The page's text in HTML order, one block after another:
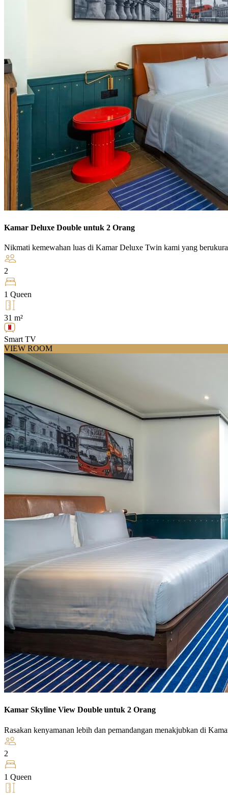
Kamar Deluxe Double untuk 2 Orang
Nikmati kemewahan luas di Kamar Deluxe Twin kami yang
2
1 Queen
31 m²
Smart TV
VIEW ROOM
Kamar Skyline View Double untuk 2 Orang
Rasakan kenyamanan lebih dan pemandangan menakjubkan di
2
1 Queen